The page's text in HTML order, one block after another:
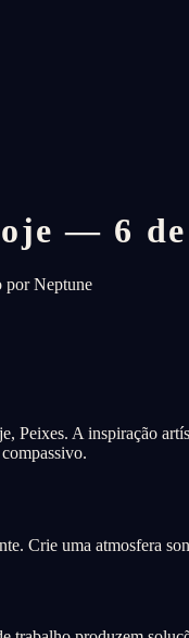
— 6 de
por Neptune
Peixes. A inspiração
Crie uma atmosfera